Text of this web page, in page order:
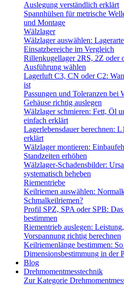
Auslegung verständlich erklärt
Spannhülsen für metrische
und Montage
Wälzlager
Wälzlager auswählen:
Einsatzbereiche im Vergleich
Rillenkugellager 2RS, 2Z oder
Ausführung wählen
Lagerluft C3, CN oder C2:
ist
Passungen und Toleranzen bei
Gehäuse richtig auslegen
Wälzlager schmieren: Fett, Öl
einfach erklärt
Lagerlebensdauer berechnen:
erklärt
Wälzlager montieren:
Standzeiten erhöhen
Wälzlager-Schadensbilder:
systematisch beheben
Riementriebe
Keilriemen auswählen:
Schmalkeilriemen?
Profil SPZ, SPA oder SPB:
bestimmen
Riementrieb auslegen:
Vorspannung richtig berechnen
Keilriemenlänge bestimmen:
Dimensionsbestimmung in der
Blog
Drehmomentmesstechnik
Zur Kategorie